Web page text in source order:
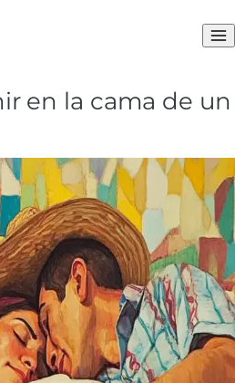
en la cama de un